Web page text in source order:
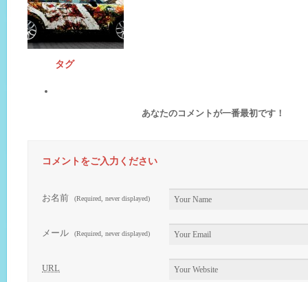
タグ
あなたのコメントが一番最初です！
コメントをご入力ください
お名前 (Required, never displayed)
メール (Required, never displayed)
URL